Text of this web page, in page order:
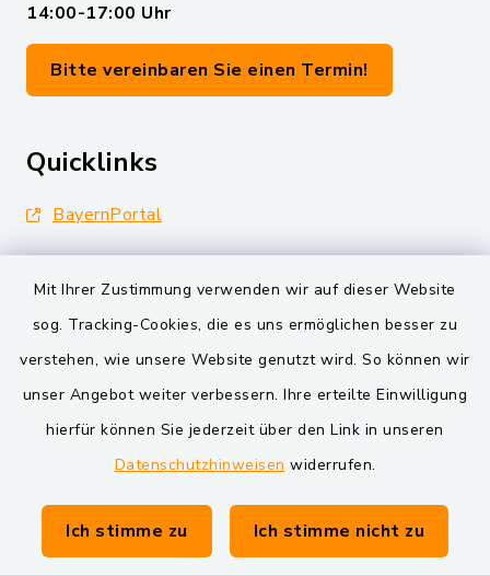
Mit Ihrer Zustimmung verwenden wir auf dieser Website
sog. Tracking-Cookies, die es uns ermöglichen besser zu
verstehen, wie unsere Website genutzt wird. So können wir
unser Angebot weiter verbessern. Ihre erteilte Einwilligung
hierfür können Sie jederzeit über den Link in unseren
Datenschutzhinweisen widerrufen.
Ich stimme zu Ich stimme nicht zu
14:00-17:00 Uhr
Bitte vereinbaren Sie einen Termin!
Quicklinks
BayernPortal
Landkreis Schwandorf
VG und Gemeinden
Markt Schwarzenfeld
Gemeinde Schwarzach bei Nabburg
Verwaltungsgemeinschaft Schwarzenfeld